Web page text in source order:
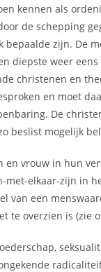
kennen als
de schepping
zijn. De
weer eens
christenen en
en moet
De
beslist mogelijk
en vrouw in hun
elkaar-zijn in
een
te overzien is (zie